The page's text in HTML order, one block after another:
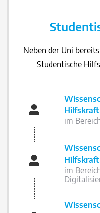
Neben der Uni
Studentische
Hilfskraft
im
Hilfskraft
im